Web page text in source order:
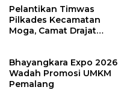
Pelantikan Timwas
Pilkades Kecamatan
Moga, Camat Drajat
Bhayangkara Expo 2026
Wadah Promosi UMKM
Pemalang